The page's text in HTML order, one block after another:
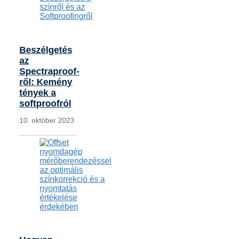
Beszélgetés
az
Spectraproof-
ről: Kemény
tények a
softproofról
10. október 2023